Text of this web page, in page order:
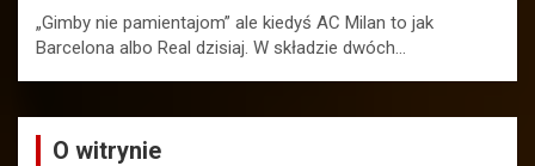
„Gimby nie pamientajom” ale kiedyś AC Milan to jak
Barcelona albo Real dzisiaj. W składzie dwóch…
O witrynie